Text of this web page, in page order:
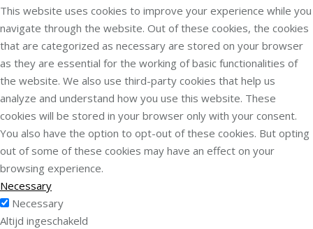
This website uses cookies to improve your experience while you
navigate through the website. Out of these cookies, the cookies
that are categorized as necessary are stored on your browser
as they are essential for the working of basic functionalities of
the website. We also use third-party cookies that help us
analyze and understand how you use this website. These
cookies will be stored in your browser only with your consent.
You also have the option to opt-out of these cookies. But opting
out of some of these cookies may have an effect on your
browsing experience.
Necessary
Necessary
Altijd ingeschakeld